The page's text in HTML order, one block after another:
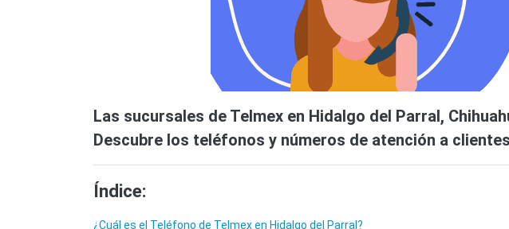
Las sucursales de Telmex en Hidalgo del Parral,
Descubre los teléfonos y números de atención a
Índice:
¿Cuál es el Teléfono de Telmex en Hidalgo del Parral?